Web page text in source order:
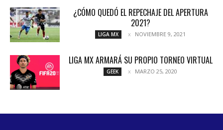
¿CÓMO QUEDÓ EL REPECHAJE DEL APERTURA
2021?
LIGA MX NOVIEMBRE 9, 2021
LIGA MX ARMARÁ SU PROPIO TORNEO VIRTUAL
GEEK MARZO 25, 2020